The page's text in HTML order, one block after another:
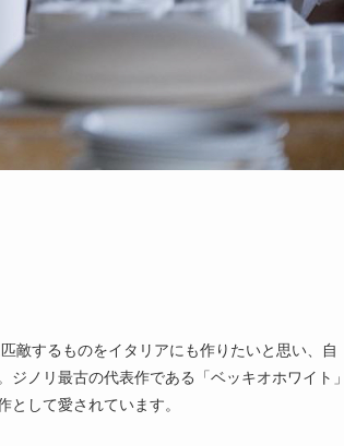
敵するものをイタリアにも作りたいと思い、自
ジノリ最古の代表作である「ベッキオホワイト
して愛されています。